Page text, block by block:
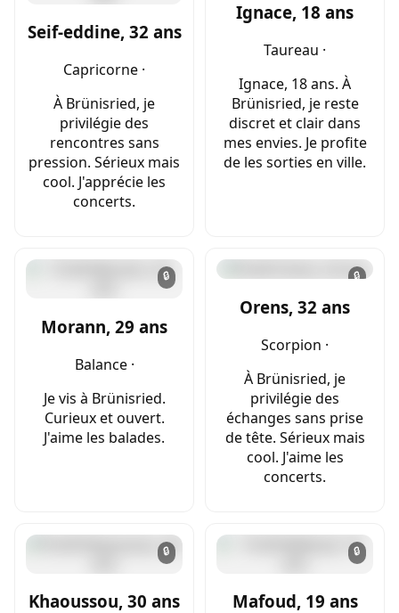
Seif-eddine, 32 ans
Capricorne ·
À Brünisried, je
privilégie des
rencontres sans
pression. Sérieux mais
cool. J'apprécie les
concerts.
Ignace, 18 ans
Taureau ·
Ignace, 18 ans. À
Brünisried, je reste
discret et clair dans
mes envies. Je profite
de les sorties en ville.
🔒
Morann, 29 ans
Balance ·
Je vis à Brünisried.
Curieux et ouvert.
J'aime les balades.
🔒
Orens, 32 ans
Scorpion ·
À Brünisried, je
privilégie des
échanges sans prise
de tête. Sérieux mais
cool. J'aime les
concerts.
🔒
Khaoussou, 30 ans
🔒
Mafoud, 19 ans